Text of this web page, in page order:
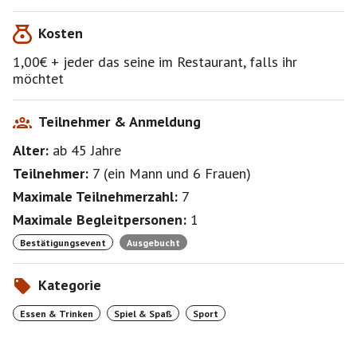
Metallkugeln näher an eine kleine Zielkugel
Aufnahme erhält das beste Team Punkte für jede
Kugel, die näher liegt als die beste des Gegners. Das
Spiel endet, wenn ein Team 13 Punkte erreicht hat.
Kosten
1,00€ + jeder das seine im Restaurant, falls ihr
möchtet
Teilnehmer & Anmeldung
Alter: ab 45Jahre
Teilnehmer: 7 (ein Mann und 6 Frauen)
Maximale Teilnehmerzahl: 7
Maximale Begleitpersonen: 1
Bestätigungsevent Ausgebucht
Kategorie
Essen & Trinken Spiel & Spaß Sport